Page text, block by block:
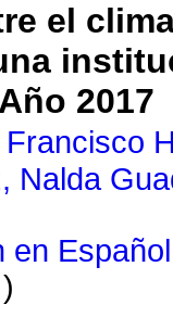
el
2017
Nalda
en Español
)